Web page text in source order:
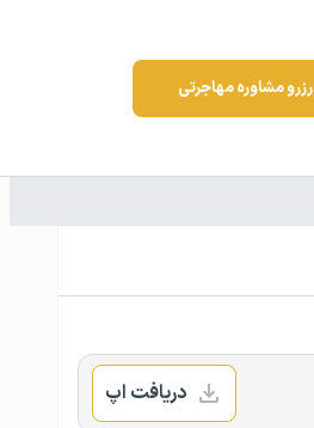
رزرو مشاوره مهاجرتی
دریافت اپ